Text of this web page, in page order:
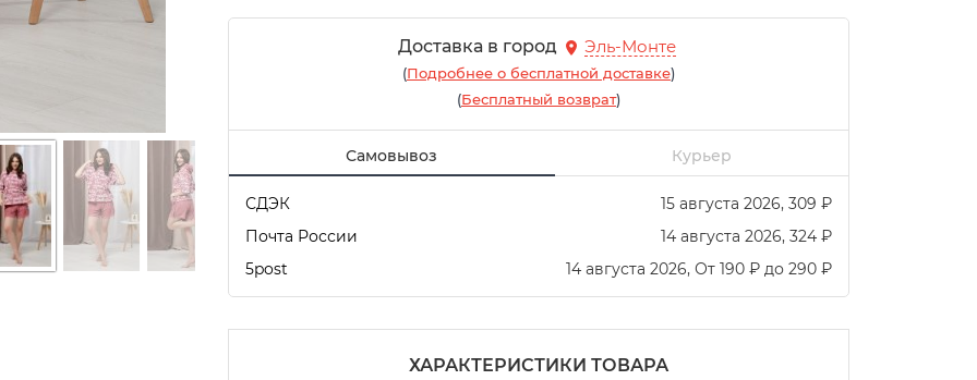
Доставка в город Эль-Монте
(Подробнее о бесплатной доставке)
(Бесплатный возврат)
Самовывоз Курьер
СДЭК 15 августа 2026 309 ₽
Почта России
14 августа 2026 324 ₽
5post
14 августа 2026 От 190 ₽ до 290 ₽
ХАРАКТЕРИСТИКИ ТОВАРА